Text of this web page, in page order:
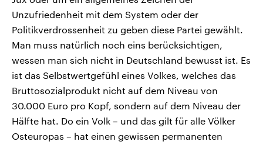
Unzufriedenheit mit dem System oder der
Politikverdrossenheit zu geben diese Partei gewählt.
Man muss natürlich noch eins berücksichtigen,
wessen man sich nicht in Deutschland bewusst ist. Es
ist das Selbstwertgefühl eines Volkes, welches das
Bruttosozialprodukt nicht auf dem Niveau von
30.000 Euro pro Kopf, sondern auf dem Niveau der
Hälfte hat. Do ein Volk – und das gilt für alle Völker
Osteuropas – hat einen gewissen permanenten